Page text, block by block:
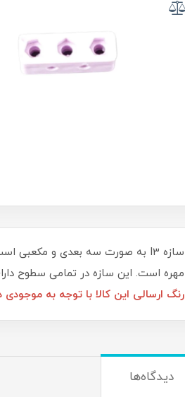
مهره است. این سازه در تمامی سطوح دارای
رنگ ارسالی این کالا با توجه به
دیدگاه‌ها